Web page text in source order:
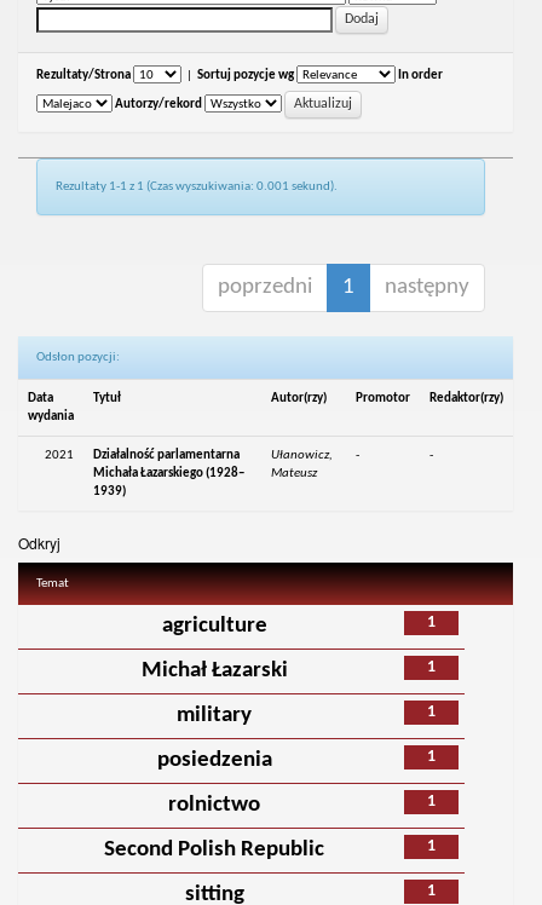
Rezultaty/Strona Sortuj pozycje wg In order
Autorzy/rekord
Rezultaty 1-1 z 1 (Czas wyszukiwania: 0.001 sekund).
poprzedni 1 następny
Odsłon pozycji:
Data
wydania
Tytuł Autor(rzy) Promotor Redaktor(rzy)
2021
Działalność parlamentarna
Michała Łazarskiego (1928–
1939)
Ułanowicz,
Mateusz
- -
Odkryj
Temat
1
agriculture
1
Michał Łazarski
1
military
1
posiedzenia
1
rolnictwo
1
Second Polish Republic
1
sitting